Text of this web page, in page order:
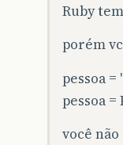
Ruby
porém
pessoa =
pessoa =
você